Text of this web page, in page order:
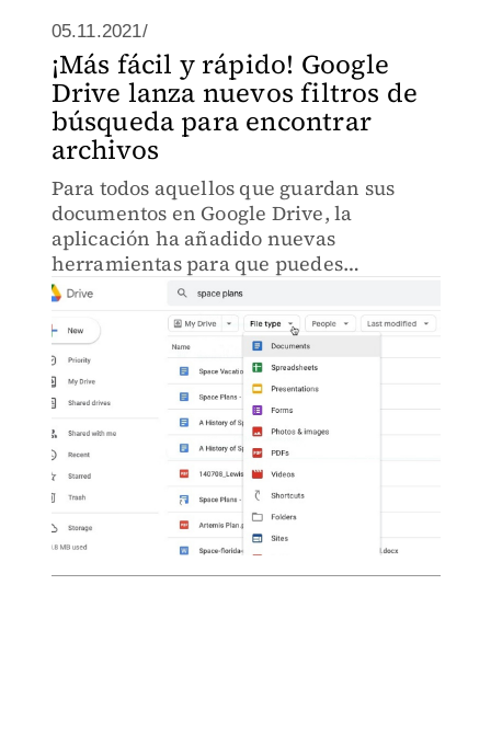
05.11.2021/
¡Más fácil y rápido! Google
Drive lanza nuevos filtros de
búsqueda para encontrar
archivos
Para todos aquellos que guardan sus
documentos en Google Drive, la
aplicación ha añadido nuevas
herramientas para que puedes
encontrar fácil y rápido tus archivos.